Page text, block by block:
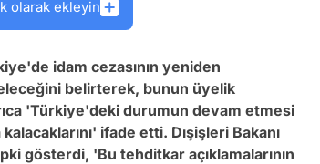
olarak ekleyin
idam cezasının yeniden
belirterek, bunun üyelik
'Türkiye'deki durumun devam etmesi
ifade etti. Dışişleri Bakanı
gösterdi, 'Bu tehditkar açıklamalarının